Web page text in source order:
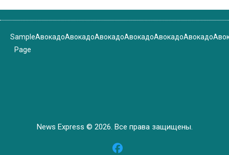
Sample
Page
АвокадоАвокадоАвокадоАвокадоАвокадоАвокадо
News Express © 2026. Все права защищены.